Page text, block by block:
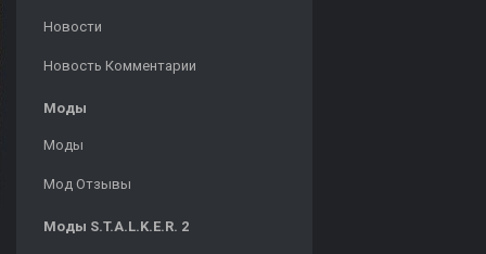
Новости
Новость Комментарии
Моды
Моды
Мод Отзывы
Моды S.T.A.L.K.E.R. 2